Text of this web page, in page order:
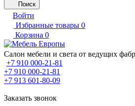
Поиск
Войти
Избранные товары 0
Корзина 0
Салон мебели и света от ведущих
+7 910 000-21-81
+7 910 000-21-81
+7 913 601-80-09
Заказать звонок